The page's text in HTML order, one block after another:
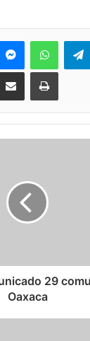
Messenger
Share via Email Print
29
Oaxaca